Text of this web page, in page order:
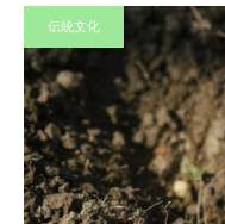
伝統文化